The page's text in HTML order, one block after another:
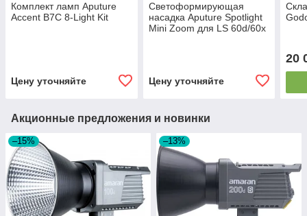
Комплект ламп Aputure
Accent B7C 8-Light Kit
Цену уточняйте
Светоформирующая
насадка Aputure Spotlight
Mini Zoom для LS 60d/60x
Цену уточняйте
20
Акционные предложения и новинки
–15% –13%